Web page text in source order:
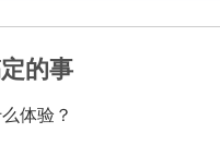
的事
体验？